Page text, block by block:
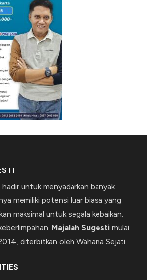
hadir untuk menyadarkan banyak
memiliki potensi luar biasa yang
maksimal untuk segala kebaikan,
Majalah Sugesti mulai
diterbitkan oleh Wahana Sejati.